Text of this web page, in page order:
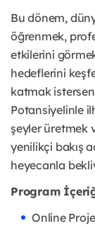
Bu dönem,
öğrenmek,
etkilerini
hedeflerini
katmak
Potansiyelinle
şeyler üretmek
yenilikçi bakış
heyecanla
Program
Online